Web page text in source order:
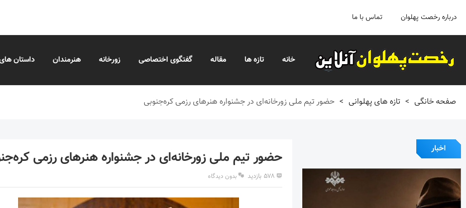
درباره رخصت پهلوان تماس با ما
خانه تازه ها مقاله گفتگوی اختصاصی زورخانه هنرمندان داستان
صفحه خانگی > تازه های پهلوانی > حضور تیم ملی زورخانه‌ای در جشنواره هنرهای رزمی کره‌جنوبی
اخبار حضور تیم ملی زورخانه‌ای در جشنواره هنرهای رزمی
۵۷۸ بازدید بدون دیدگاه